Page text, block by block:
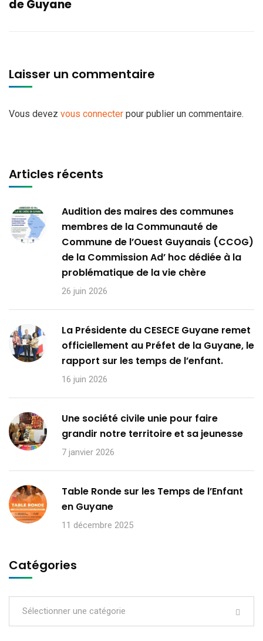
de Guyane
Laisser un commentaire
Vous devez vous connecter pour publier un commentaire.
Articles récents
Audition des maires des communes
membres de la Communauté de
Commune de l’Ouest Guyanais (CCOG)
de la Commission Ad’ hoc dédiée à la
problématique de la vie chère
26 juin 2026
La Présidente du CESECE Guyane remet
officiellement au Préfet de la Guyane, le
rapport sur les temps de l’enfant.
16 juin 2026
Une société civile unie pour faire
grandir notre territoire et sa jeunesse
7 janvier 2026
Table Ronde sur les Temps de l’Enfant
en Guyane
11 décembre 2025
Catégories
Sélectionner une catégorie